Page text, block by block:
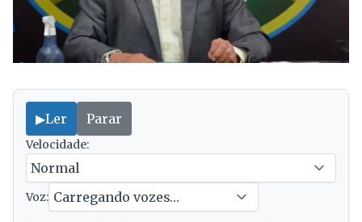
▶Ler Parar
Velocidade:
Voz: